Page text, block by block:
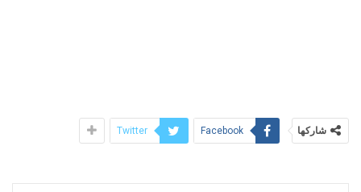
شاركها Facebook
Twitter